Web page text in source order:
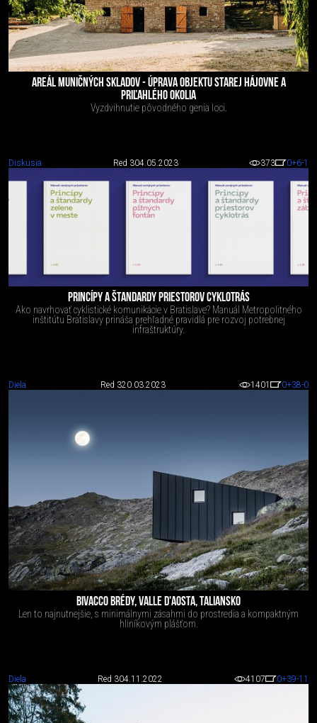
AREÁL MUNIČNÝCH SKLADOV - ÚPRAVA OBJEKTU STAREJ HÁJOVNE A
PRIĽAHLÉHO OKOLIA
Vyzdvihnutie pôvodného genia loci.
Diskusia Red 304.05.2023 373 0+6-1
PRINCÍPY A ŠTANDARDY PRIESTOROV CYKLOTRÁS
Ako navrhovať cyklistické komunikácie v Bratislave? Manuál Metropolitného
inštitútu Bratislavy prináša prehľadné pravidlá pre rozvoj potrebnej
infraštruktúry.
Diela Red 320.03.2023 1401 0+38-0
BIVACCO BRÉDY, VALLE D'AOSTA, TALIANSKO
Len to najnutnejšie, s minimálnymi zásahmi do prostredia a kompaktným
hliníkovým plášťom.
Diela Red 304.11.2022 4107 0+39-11